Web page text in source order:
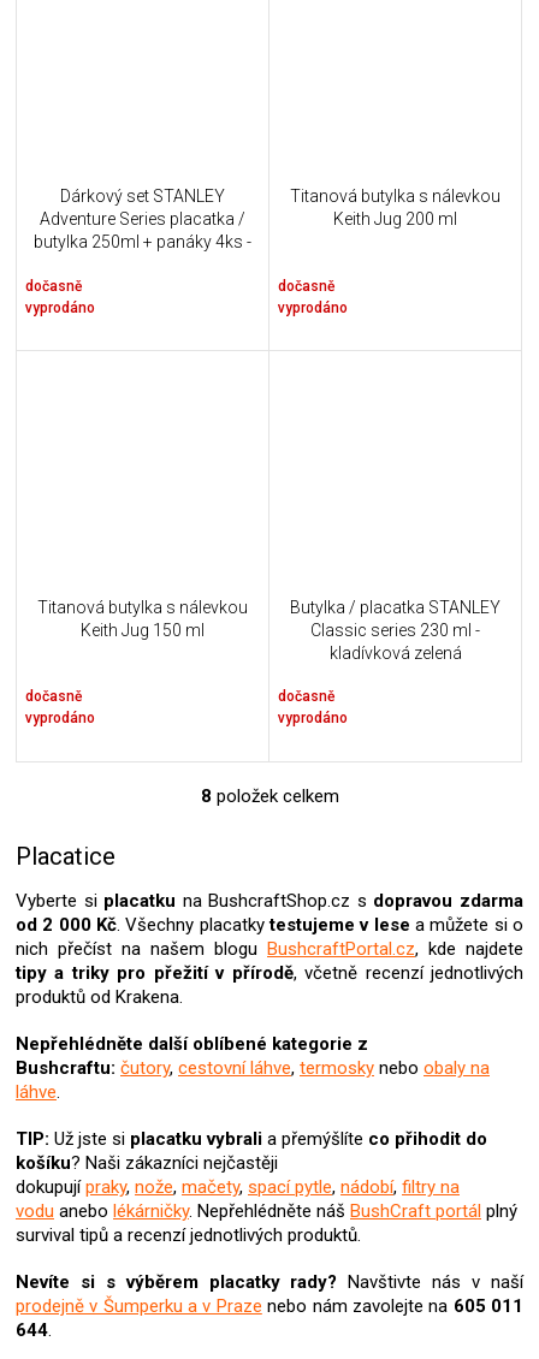
Dárkový set STANLEY
Adventure Series placatka /
butylka 250ml + panáky 4ks -
dočasně
vyprodáno
Titanová butylka s nálevkou
Keith Jug 200 ml
dočasně
vyprodáno
Titanová butylka s nálevkou
Keith Jug 150 ml
dočasně
vyprodáno
Butylka / placatka STANLEY
Classic series 230 ml -
kladívková zelená
dočasně
vyprodáno
O
d
a
c
í
v
k
y
p
i
s
u
8 položek celkem
Placatice
Vyberte si placatku na BushcraftShop.cz s dopravou zdarma
od 2 000 Kč. Všechny placatkytestujeme v lese a můžete si o
nich přečíst na našem blogu
BushcraftPortal.cz, kde najdete
tipy a triky pro přežití v přírodě, včetně recenzí jednotlivých
produktů od Krakena.
Nepřehlédněte další oblíbené kategorie z
Bushcraftu: čutory, cestovní láhve, termosky nebo obaly na
láhve.
TIP: Už jste si placatkuvybrali a přemýšlíte co přihodit do
košíku? Naši zákazníci nejčastěji
dokupujípraky, nože, mačety, spací pytle, nádobí, filtry na
vodu anebo lékárničky. Nepřehlédněte náš BushCraft portál plný
survival tipů a recenzí jednotlivých produktů.
Nevíte si s výběrem placatky rady? Navštivte nás v naší
prodejně v Šumperku a v Praze nebo nám zavolejte na 605 011
644.